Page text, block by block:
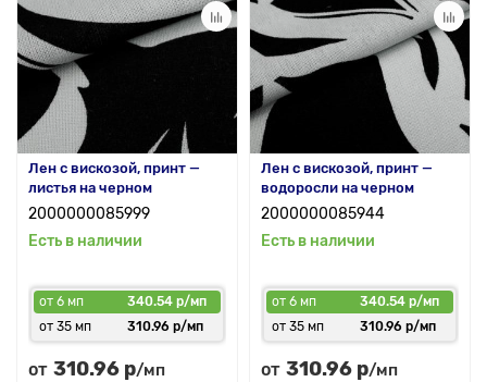
Лен с вискозой, принт —
листья на черном
2000000085999
Есть в наличии
от 6 мп
340.54 р/мп
от 35 мп
310.96 р/мп
от 310.96 р/мп
Лен с вискозой, принт —
водоросли на черном
2000000085944
Есть в наличии
от 6 мп
340.54 р/мп
от 35 мп
310.96 р/мп
от 310.96 р/мп